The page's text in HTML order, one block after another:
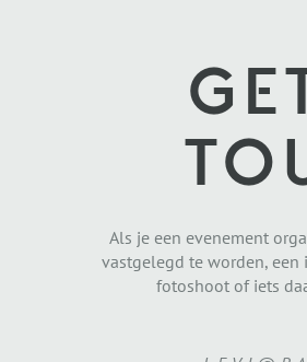
Als je een evenement
vastgelegd te worden, een
fotoshoot of iets